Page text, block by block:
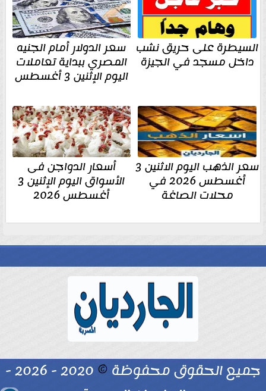
السيطرة على حريق نشب
داخل مسجد في الجيزة
سعر الدولار أمام الجنيه
المصري ببداية تعاملات
اليوم الإثنين 3 أغسطس
سعر الذهب اليوم الاثنين 3
أغسطس 2026 في
محلات الصاغة
أسعار الدواجن فى
الأسواق اليوم الإثنين 3
أغسطس 2026
جميع الحقوق محفوظة ©
2020 - 2026 -